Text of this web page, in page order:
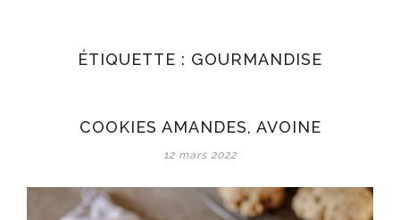
ÉTIQUETTE : GOURMANDISE
COOKIES AMANDES, AVOINE
12 mars 2022